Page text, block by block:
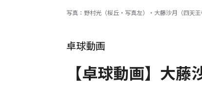
写真：野村光（桜丘・写真左）・大藤沙月（四天
卓球動画
【卓球動画】大